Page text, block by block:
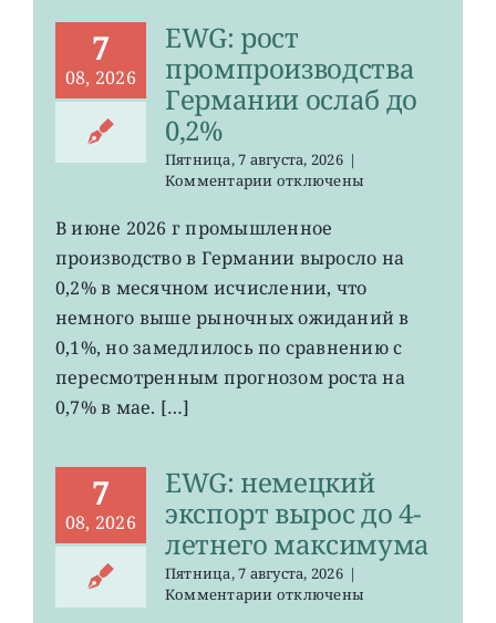
7
08, 2026
EWG: рост
промпроизводства
Германии ослаб до
0,2%
Пятница, 7 августа, 2026 |
Комментариик
EWG:
рост
промпроизводства
Германии
до
0,2%
отключены
В июне 2026 г промышленное
производство в Германии выросло на
0,2% в месячном исчислении, что
немного выше рыночных ожиданий в
0,1%, но замедлилось по сравнению с
пересмотренным прогнозом роста на
0,7% в мае. […]
7
08, 2026
EWG: немецкий
экспорт вырос до 4-
летнего максимума
Пятница, 7 августа, 2026 |
Комментариикотключены